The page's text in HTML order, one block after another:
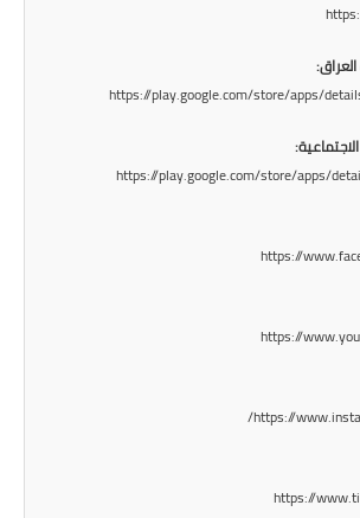
كتب مدرسية
https://play.google.com/store/apps/
https://play.google.com/store/apps/
https://
https://
https://
https://